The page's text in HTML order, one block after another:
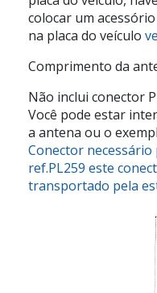
colocar um
na placa do veículo
Comprimento da
Não inclui conector
Você pode estar
a antena ou o
Conector necessário
ref.PL259 este
transportado pela